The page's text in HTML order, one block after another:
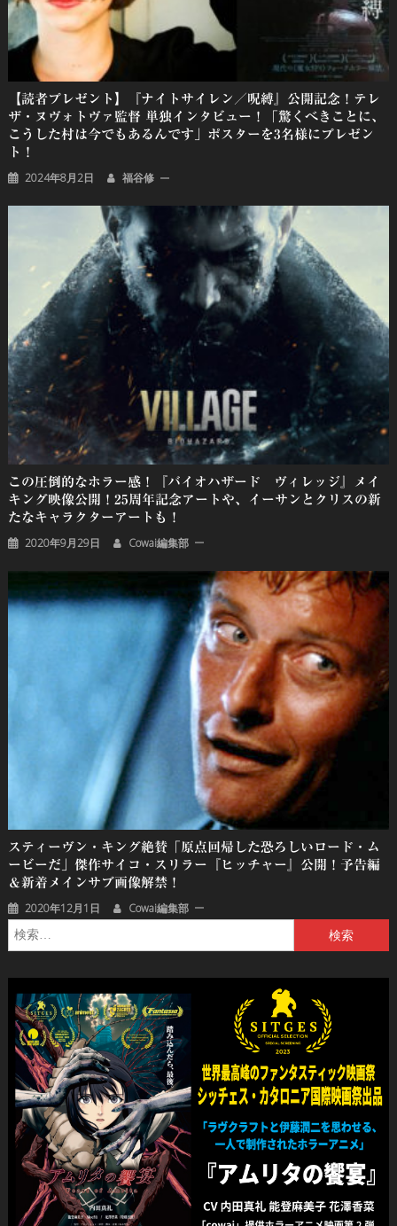
【読者プレゼント】『ナイトサイレン／呪縛』公開記念！テレ
ザ・ヌヴォトヴァ監督 単独インタビュー！「驚くべきことに、
こうした村は今でもあるんです」ポスターを3名様にプレゼン
ト！
2024年8月2日 福谷修
この圧倒的なホラー感！『バイオハザード ヴィレッジ』メイ
キング映像公開！25周年記念アートや、イーサンとクリスの新
たなキャラクターアートも！
2020年9月29日 Cowai編集部
スティーヴン・キング絶賛「原点回帰した恐ろしいロード・ム
ービーだ」傑作サイコ・スリラー『ヒッチャー』公開！予告編
＆新着メインサブ画像解禁！
2020年12月1日 Cowai編集部
索: